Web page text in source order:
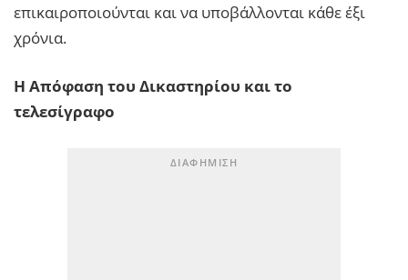
επικαιροποιούνται και να υποβάλλονται κάθε έξι
χρόνια.
Η Απόφαση του Δικαστηρίου και το
τελεσίγραφο